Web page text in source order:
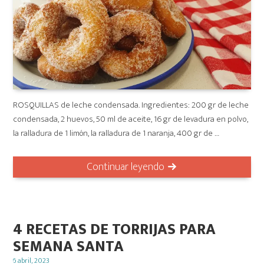
ROSQUILLAS de leche condensada. Ingredientes: 200 gr de leche
condensada, 2 huevos, 50 ml de aceite, 16 gr de levadura en polvo,
la ralladura de 1 limón, la ralladura de 1 naranja, 400 gr de …
Continuar leyendo
4 RECETAS DE TORRIJAS PARA
SEMANA SANTA
Posted
6 abril, 2023